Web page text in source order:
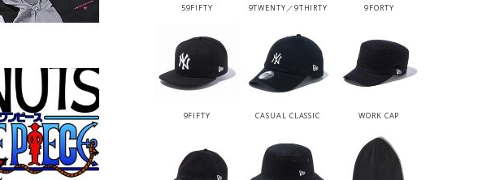
59FIFTY 9TWENTY／9THIRTY 9FORTY
9FIFTY CASUAL CLASSIC WORK CAP